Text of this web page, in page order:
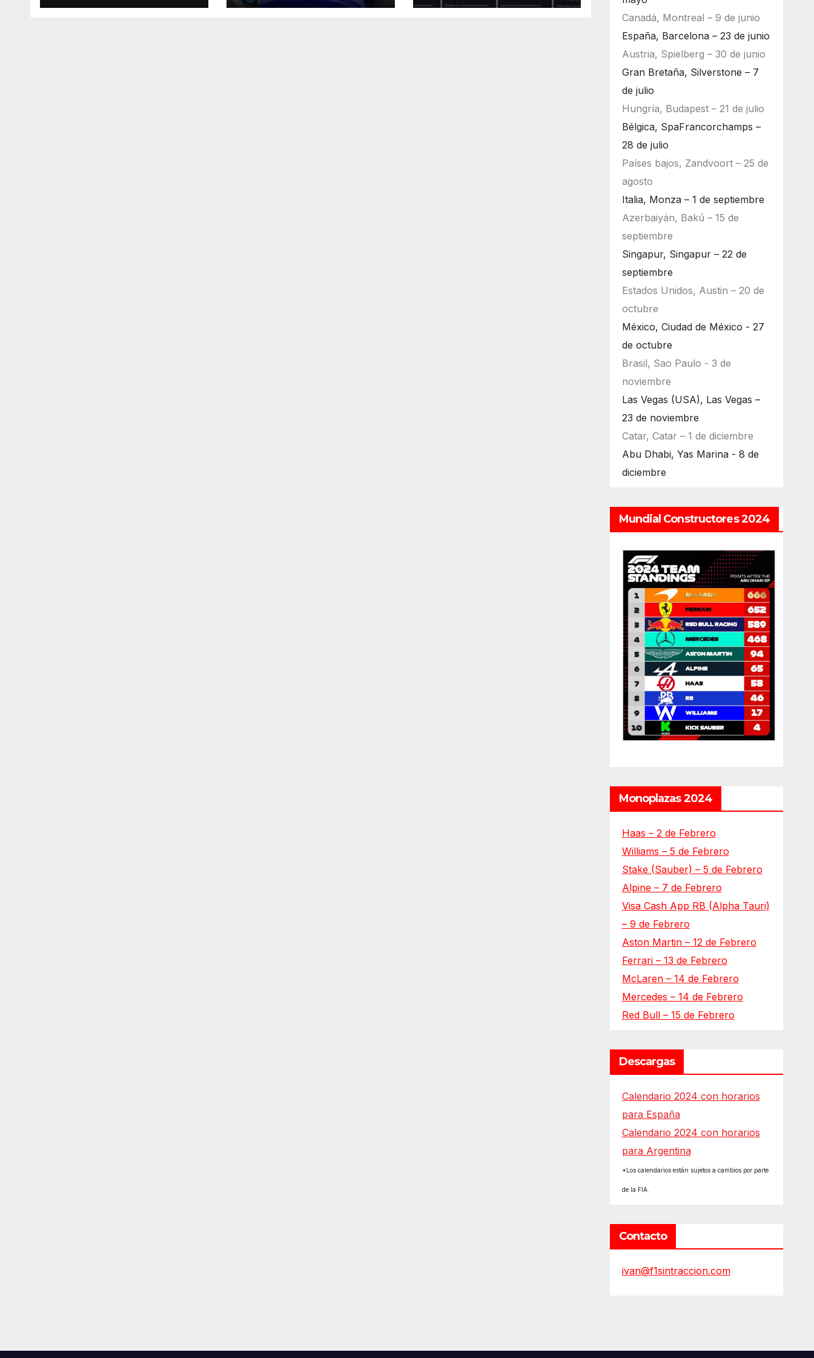
Canadá, Montreal – 9 de junio
España, Barcelona – 23 de junio
Austria, Spielberg – 30 de junio
Gran Bretaña, Silverstone – 7
de julio
Hungría, Budapest – 21 de julio
Bélgica, SpaFrancorchamps –
28 de julio
Países bajos, Zandvoort – 25 de
agosto
Italia, Monza – 1 de septiembre
Azerbaiyán, Bakú – 15 de
septiembre
Singapur, Singapur – 22 de
septiembre
Estados Unidos, Austin – 20 de
octubre
México, Ciudad de México - 27
de octubre
Brasil, Sao Paulo - 3 de
noviembre
Las Vegas (USA), Las Vegas –
23 de noviembre
Catar, Catar – 1 de diciembre
Abu Dhabi, Yas Marina - 8 de
diciembre
Mundial Constructores 2024
Monoplazas 2024
Haas – 2 de Febrero
Williams – 5 de Febrero
Stake (Sauber) – 5 de Febrero
Alpine – 7 de Febrero
Visa Cash App RB (Alpha Tauri)
– 9 de Febrero
Aston Martin – 12 de Febrero
Ferrari – 13 de Febrero
McLaren – 14 de Febrero
Mercedes – 14 de Febrero
Red Bull – 15 de Febrero
Descargas
Calendario 2024 con horarios
para España
Calendario 2024 con horarios
para Argentina
*Los calendarios están sujetos a cambios por parte
de la FIA.
Contacto
ivan@f1sintraccion.com